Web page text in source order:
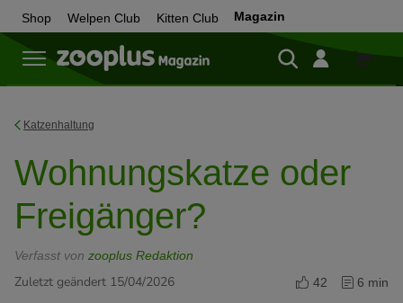
Shop Welpen Club Kitten Club Magazin
Zum
Katzenhaltung
Wohnungskatze oder
Freigänger?
Verfasst von zooplus Redaktion
Zuletzt geändert 15/04/2026 42 6 min